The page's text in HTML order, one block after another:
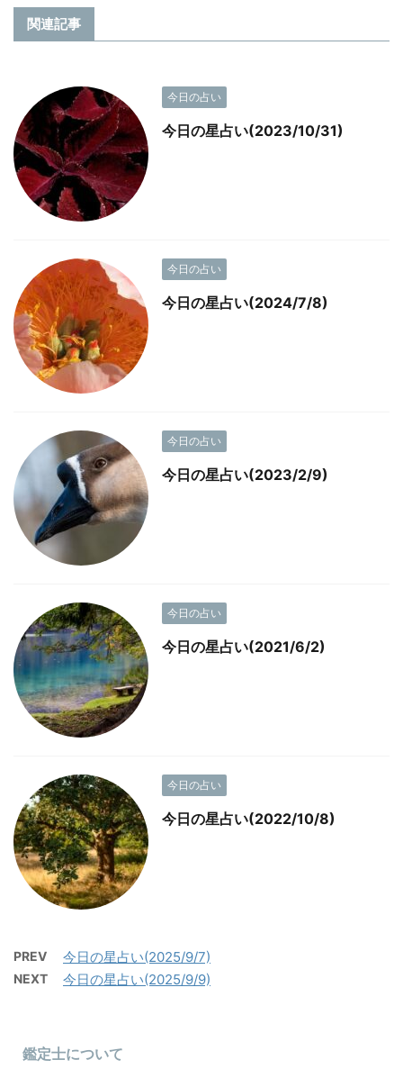
関連記事
今日の占い
今日の星占い(2023/10/31)
今日の占い
今日の星占い(2024/7/8)
今日の占い
今日の星占い(2023/2/9)
今日の占い
今日の星占い(2021/6/2)
今日の占い
今日の星占い(2022/10/8)
PREV 今日の星占い(2025/9/7)
NEXT 今日の星占い(2025/9/9)
鑑定士について